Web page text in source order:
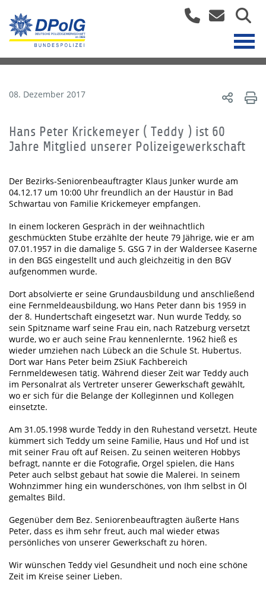
08. Dezember 2017
Hans Peter Krickemeyer ( Teddy ) ist 60
Jahre Mitglied unserer Polizeigewerkschaft
Der Bezirks-Seniorenbeauftragter Klaus Junker wurde am
04.12.17 um 10:00 Uhr freundlich an der Haustür in Bad
Schwartau von Familie Krickemeyer empfangen.
In einem lockeren Gespräch in der weihnachtlich
geschmückten Stube erzählte der heute 79 Jährige, wie er am
07.01.1957 in die damalige 5. GSG 7 in der Waldersee Kaserne
in den BGS eingestellt und auch gleichzeitig in den BGV
aufgenommen wurde.
Dort absolvierte er seine Grundausbildung und anschließend
eine Fernmeldeausbildung, wo Hans Peter dann bis 1959 in
der 8. Hundertschaft eingesetzt war. Nun wurde Teddy, so
sein Spitzname warf seine Frau ein, nach Ratzeburg versetzt
wurde, wo er auch seine Frau kennenlernte. 1962 hieß es
wieder umziehen nach Lübeck an die Schule St. Hubertus.
Dort war Hans Peter beim ZSiuK Fachbereich
Fernmeldewesen tätig. Während dieser Zeit war Teddy auch
im Personalrat als Vertreter unserer Gewerkschaft gewählt,
wo er sich für die Belange der Kolleginnen und Kollegen
einsetzte.
Am 31.05.1998 wurde Teddy in den Ruhestand versetzt. Heute
kümmert sich Teddy um seine Familie, Haus und Hof und ist
mit seiner Frau oft auf Reisen. Zu seinen weiteren Hobbys
befragt, nannte er die Fotografie, Orgel spielen, die Hans
Peter auch selbst gebaut hat sowie die Malerei. In seinem
Wohnzimmer hing ein wunderschönes, von Ihm selbst in Öl
gemaltes Bild.
Gegenüber dem Bez. Seniorenbeauftragten äußerte Hans
Peter, dass es ihm sehr freut, auch mal wieder etwas
persönliches von unserer Gewerkschaft zu hören.
Wir wünschen Teddy viel Gesundheit und noch eine schöne
Zeit im Kreise seiner Lieben.